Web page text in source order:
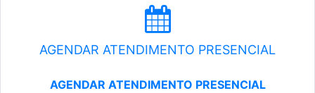
AGENDAR ATENDIMENTO PRESENCIAL
AGENDAR ATENDIMENTO PRESENCIAL